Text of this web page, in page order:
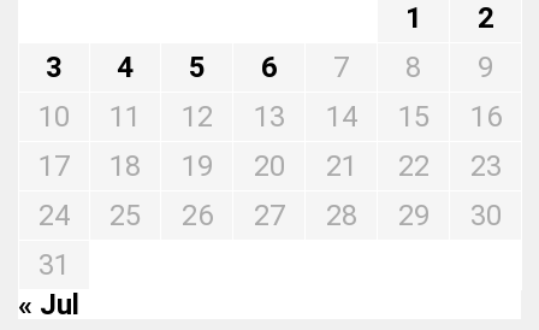
1
2
3
4 5 6 7 8
9
10
11 12 13 14 15
16
17
18 19 20 21 22
23
24
25 26 27 28 29
30
31
« Jul